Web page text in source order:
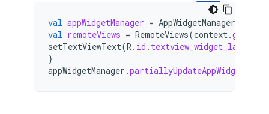
val appWidgetManager = AppWidgetManager
val remoteViews = RemoteViews(context.
setTextViewText(R . id . textview_widget_layout
}
appWidgetManager .partiallyUpdateAppWidget